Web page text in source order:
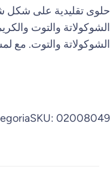
حلوى تقليدية على
الشوكولاتة والتوت
الشوكولاتة والتوت. مع
SKU: 02008049